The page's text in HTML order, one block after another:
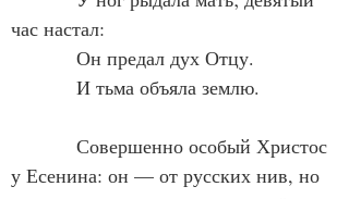
час настал:
            Он предал дух Отцу.
            И тьма объяла землю.
у Есенина: он — от русских нив, но